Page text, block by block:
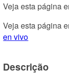
Veja esta página
Veja esta página
en vivo
Descrição